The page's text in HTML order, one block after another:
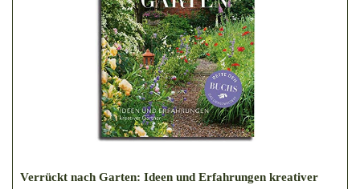
Verrückt nach Garten: Ideen und Erfahrungen kreativer